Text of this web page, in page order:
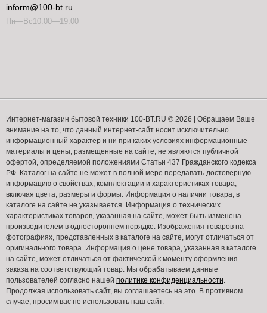
inform@100-bt.ru
Пн—Вс10:00—19:00
Интернет-магазин бытовой техники 100-BT.RU © 2026 | Обращаем Ваше
внимание на то, что данный интернет-сайт носит исключительно
информационный характер и ни при каких условиях информационные
материалы и цены, размещенные на сайте, не являются публичной
офертой, определяемой положениями Статьи 437 Гражданского кодекса
РФ. Каталог на сайте не может в полной мере передавать достоверную
информацию о свойствах, комплектации и характеристиках товара,
включая цвета, размеры и формы. Информация о наличии товара, в
каталоге на сайте не указывается. Информация о технических
характеристиках товаров, указанная на сайте, может быть изменена
производителем в одностороннем порядке. Изображения товаров на
фотографиях, представленных в каталоге на сайте, могут отличаться от
оригинального товара. Информация о цене товара, указанная в каталоге
на сайте, может отличаться от фактической к моменту оформления
заказа на соответствующий товар. Мы обрабатываем данные
пользователей согласно нашей политике конфиденциальности.
Продолжая использовать сайт, вы соглашаетесь на это. В противном
случае, просим вас не использовать наш сайт.